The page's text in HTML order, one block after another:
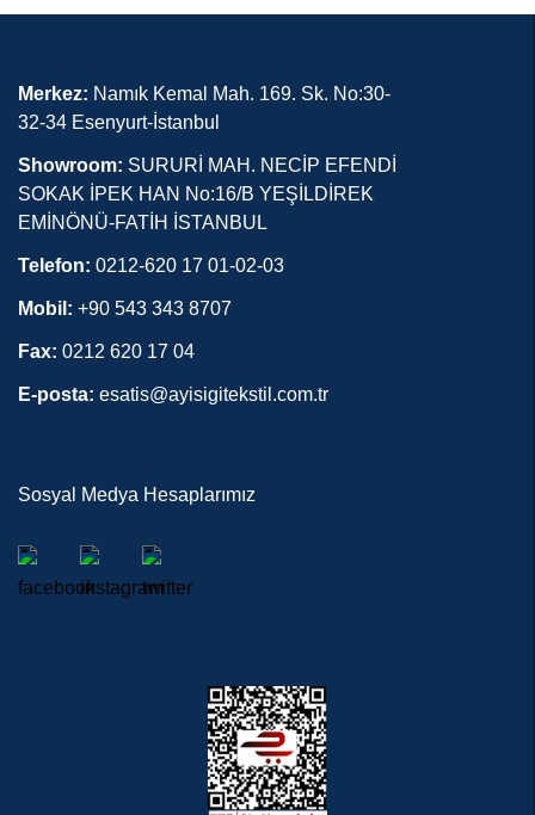
Merkez: Namık Kemal Mah. 169. Sk. No:30-
32-34 Esenyurt-İstanbul
Showroom: SURURİ MAH. NECİP EFENDİ
SOKAK İPEK HAN No:16/B YEŞİLDİREK
EMİNÖNÜ-FATİH İSTANBUL
Telefon: 0212-620 17 01-02-03
Mobil: +90 543 343 8707
Fax: 0212 620 17 04
E-posta: esatis@ayisigitekstil.com.tr
Sosyal Medya Hesaplarımız